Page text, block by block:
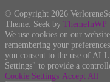
© Copyright 2026
Theme: Seek by ThemeInWP
We use cookies on our
remembering your
you consent to the use of
Settings" to provide a
Cookie Settings Accept All